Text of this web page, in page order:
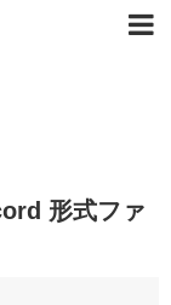
形式ファ